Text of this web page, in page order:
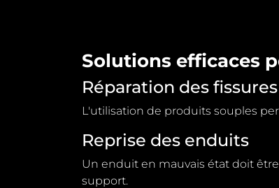
Solutions efficaces
Réparation des fissures
L'utilisation de produits souples
Reprise des enduits
Un enduit en mauvais état doit
support.